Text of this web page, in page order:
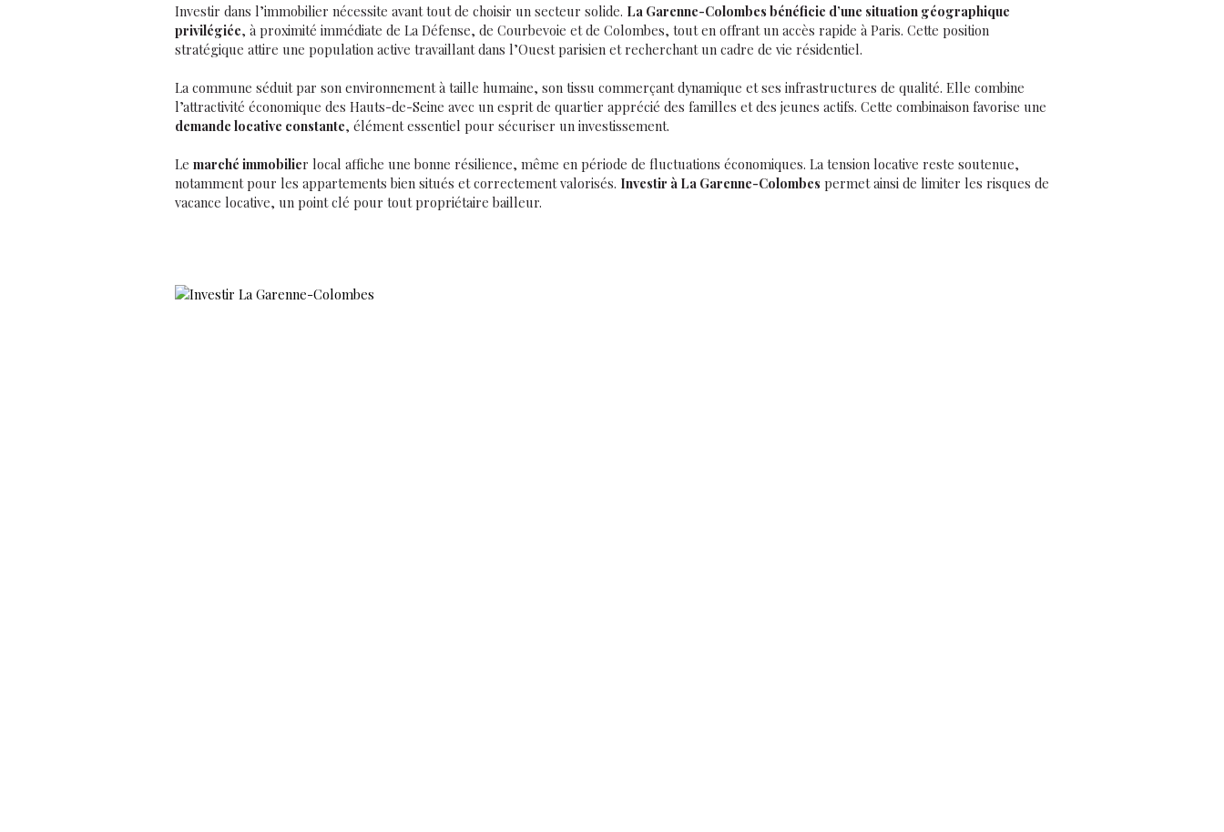
Investir dans l’immobilier nécessite avant tout de choisir un secteur solide. La Garenne-Colombes bénéficie d’une situation géographique
privilégiée, à proximité immédiate de La Défense, de Courbevoie et de Colombes, tout en offrant un accès rapide à Paris. Cette position
stratégique attire une population active travaillant dans l’Ouest parisien et recherchant un cadre de vie résidentiel.
La commune séduit par son environnement à taille humaine, son tissu commerçant dynamique et ses infrastructures de qualité. Elle combine
l’attractivité économique des Hauts-de-Seine avec un esprit de quartier apprécié des familles et des jeunes actifs. Cette combinaison favorise une
demande locative constante, élément essentiel pour sécuriser un investissement.
Le marché immobilier local affiche une bonne résilience, même en période de fluctuations économiques. La tension locative reste soutenue,
notamment pour les appartements bien situés et correctement valorisés. Investir à La Garenne-Colombes permet ainsi de limiter les risques de
vacance locative, un point clé pour tout propriétaire bailleur.